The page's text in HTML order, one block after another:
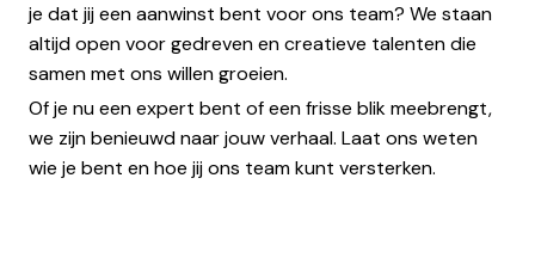
je dat jij een aanwinst bent voor ons team? We staan
altijd open voor gedreven en creatieve talenten die
samen met ons willen groeien.
Of je nu een expert bent of een frisse blik meebrengt,
we zijn benieuwd naar jouw verhaal. Laat ons weten
wie je bent en hoe jij ons team kunt versterken.